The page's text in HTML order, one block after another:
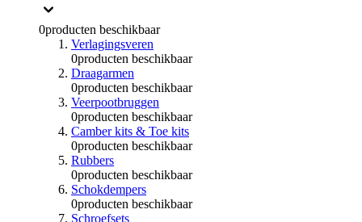
0producten beschikbaar
Verlagingsveren
0producten beschikbaar
Draagarmen
0producten beschikbaar
Veerpootbruggen
0producten beschikbaar
Camber kits & Toe kits
0producten beschikbaar
Rubbers
0producten beschikbaar
Schokdempers
0producten beschikbaar
Schroefsets